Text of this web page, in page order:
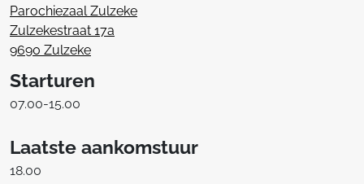
Parochiezaal Zulzeke
Zulzekestraat 17a
9690 Zulzeke
Starturen
07.00-15.00
Laatste aankomstuur
18.00